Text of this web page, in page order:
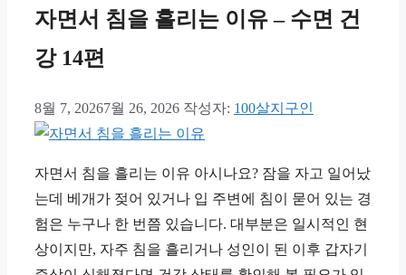
자면서 침을 흘리는 이유 – 수면 건
강 14편
8월 7, 20267월 26, 2026 작성자: 100살지구인
자면서 침을 흘리는 이유 아시나요? 잠을 자고 일어났
는데 베개가 젖어 있거나 입 주변에 침이 묻어 있는 경
험은 누구나 한 번쯤 있습니다. 대부분은 일시적인 현
상이지만, 자주 침을 흘리거나 성인이 된 이후 갑자기